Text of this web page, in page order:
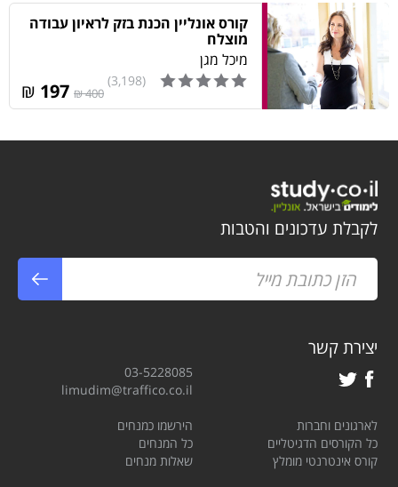
קורס אונליין הכנת בזק לראיון עבודה
מוצלח
מיכל מגן‎
(3,198)
400 ₪
₪
לקבלת עדכונים והטבות
יצירת קשר
03-5228085
limudim@traffico.co.il
לארגונים וחברות
כל הקורסים הדגיטליים
קורס אינטרנטי מומלץ
הירשמו כמנחים
כל המנחים
שאלות מנחים